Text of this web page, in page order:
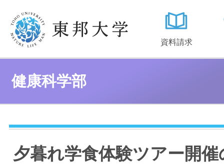
資料請求
健康科学部
夕暮れ学食体験ツアー開催